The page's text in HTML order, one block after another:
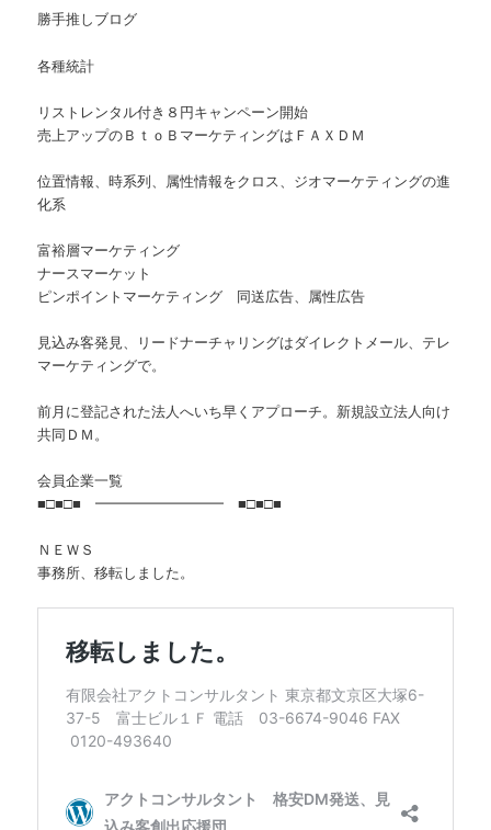
勝手推しブログ
各種統計
リストレンタル付き８円キャンペーン開始
売上アップのＢｔｏＢマーケティングはＦＡＸＤＭ
位置情報、時系列、属性情報をクロス、ジオマーケティングの進
化系
富裕層マーケティング
ナースマーケット
ピンポイントマーケティング 同送広告、属性広告
見込み客発見、リードナーチャリングはダイレクトメール、テレ
マーケティングで。
前月に登記された法人へいち早くアプローチ。新規設立法人向け
共同ＤＭ。
会員企業一覧
■□■□■ ━━━━━━━━━ ■□■□■
ＮＥＷＳ
事務所、移転しました。